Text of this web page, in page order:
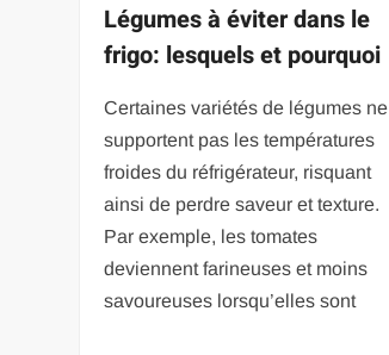
Légumes à éviter dans le
frigo: lesquels et pourquoi
Certaines variétés de légumes ne
supportent pas les températures
froides du réfrigérateur, risquant
ainsi de perdre saveur et texture.
Par exemple, les tomates
deviennent farineuses et moins
savoureuses lorsqu’elles sont